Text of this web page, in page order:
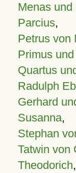
Menas und
Parcius,
Petrus von
Primus
Quartus
Radulph
Gerhard
Susanna,
Stephan
Tatwin von
Theodorich,